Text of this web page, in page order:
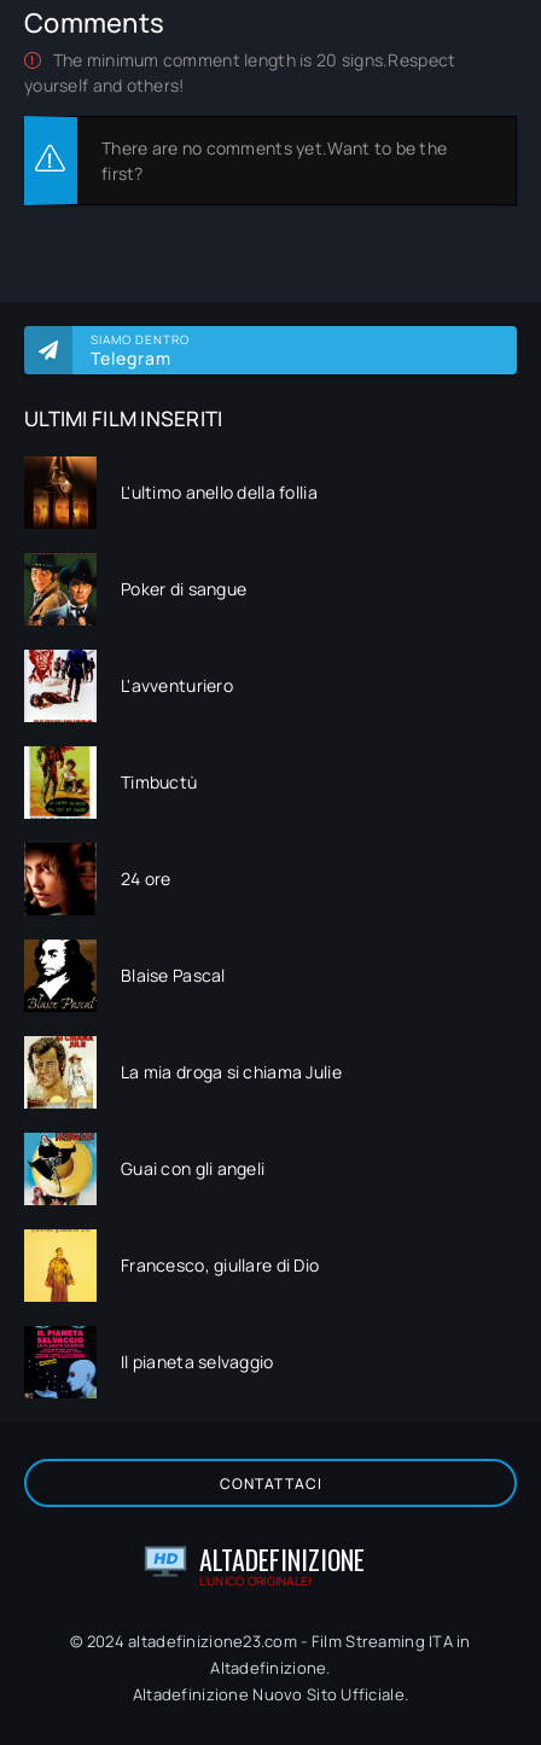
SIAMO DENTRO
Telegram
ULTIMI FILM INSERITI
L'ultimo anello della follia
Poker di sangue
L'avventuriero
Timbuctù
24 ore
Blaise Pascal
La mia droga si chiama Julie
Guai con gli angeli
Francesco, giullare di Dio
Il pianeta selvaggio
Comments
The minimum comment length is 20 signs.Respect
yourself and others!
There are no comments yet.Want to be the
first?
CONTATTACI
ALTADEFINIZIONE
L'UNICO ORIGINALE!
© 2024 altadefinizione23.com - Film Streaming ITA in
Altadefinizione.
Altadefinizione Nuovo Sito Ufficiale.